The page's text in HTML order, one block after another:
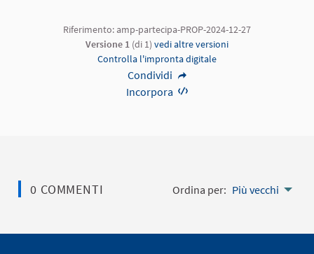
Riferimento: amp-partecipa-PROP-2024-12-27
Versione 1 (di 1) vedi altre versioni
Controlla l'impronta digitale
Condividi
Incorpora
0 COMMENTI Ordina per: Più vecchi